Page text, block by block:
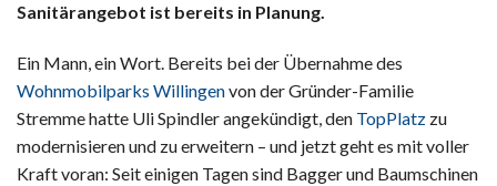
Sanitärangebot ist bereits in Planung.
Ein Mann, ein Wort. Bereits bei der Übernahme des
Wohnmobilparks Willingenvon der Gründer-Familie
Stremme hatte Uli Spindler angekündigt, den TopPlatz zu
modernisieren und zu erweitern – und jetzt geht es mit voller
Kraft voran: Seit einigen Tagen sind Bagger und Baumschinen